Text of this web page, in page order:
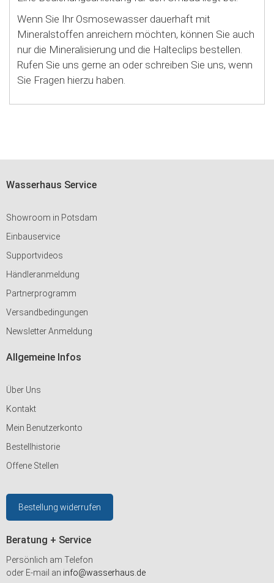
Wenn Sie Ihr Osmosewasser dauerhaft mit
Mineralstoffen anreichern möchten, können Sie auch
nur die Mineralisierung und die Halteclips bestellen.
Rufen Sie uns gerne an oder schreiben Sie uns, wenn
Sie Fragen hierzu haben.
Wasserhaus Service
Showroom in Potsdam
Einbauservice
Supportvideos
Händleranmeldung
Partnerprogramm
Versandbedingungen
Newsletter Anmeldung
Allgemeine Infos
Über Uns
Kontakt
Mein Benutzerkonto
Bestellhistorie
Offene Stellen
Bestellung widerrufen
Beratung + Service
Persönlich am Telefon
oder E-mail an info@wasserhaus.de